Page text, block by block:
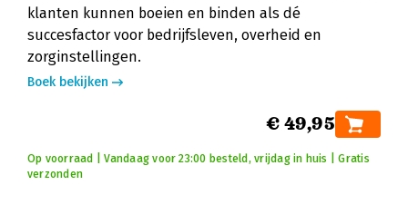
klanten kunnen boeien en binden als dé
succesfactor voor bedrijfsleven, overheid en
zorginstellingen.
Boek bekijken
€ 49,95
Op voorraad | Vandaag voor 23:00 besteld, vrijdag in huis | Gratis
verzonden